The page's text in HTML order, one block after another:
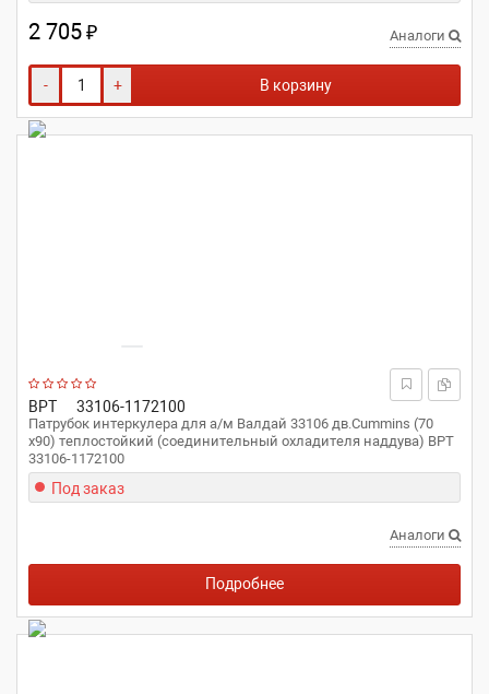
2 705₽ Аналоги
- + В корзину
ВРТ 33106-1172100
Патрубок интеркулера для а/м Валдай 33106 дв.Cummins (70
x90) теплостойкий (соединительный охладителя наддува) ВРТ
33106-1172100
Под заказ
Аналоги
Подробнее